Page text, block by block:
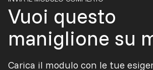
Vuoi questo
maniglione su
Carica il modulo con le tue